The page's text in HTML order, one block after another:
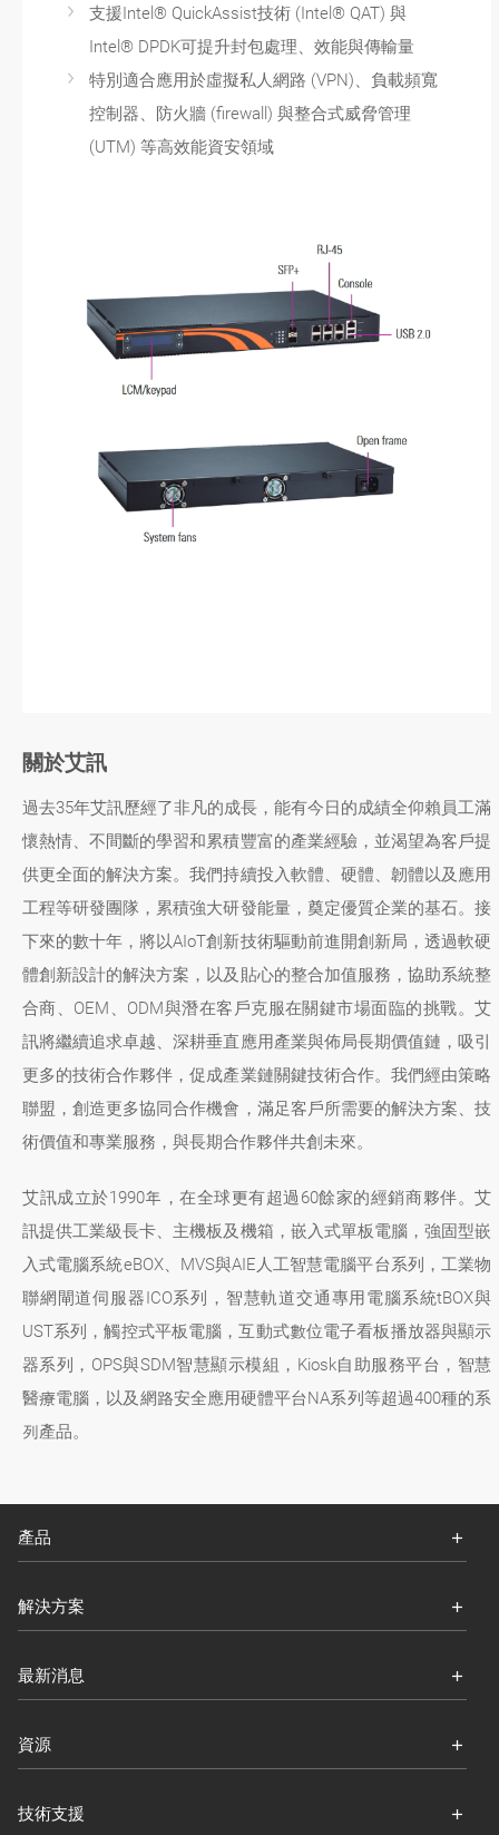
支援Intel® QuickAssist技術 (Intel® QAT) 與
Intel® DPDK可提升封包處理、效能與傳輸量
特別適合應用於虛擬私人網路 (VPN)、負載頻寬
控制器、防火牆 (firewall) 與整合式威脅管理
(UTM) 等高效能資安領域
關於艾訊
過去35年艾訊歷經了非凡的成長，能有今日的成績全仰賴員工滿
懷熱情、不間斷的學習和累積豐富的產業經驗，並渴望為客戶提
供更全面的解決方案。我們持續投入軟體、硬體、韌體以及應用
工程等研發團隊，累積強大研發能量，奠定優質企業的基石。接
下來的數十年，將以AIoT創新技術驅動前進開創新局，透過軟硬
體創新設計的解決方案，以及貼心的整合加值服務，協助系統整
合商、OEM、ODM與潛在客戶克服在關鍵市場面臨的挑戰。艾
訊將繼續追求卓越、深耕垂直應用產業與佈局長期價值鏈，吸引
更多的技術合作夥伴，促成產業鏈關鍵技術合作。我們經由策略
聯盟，創造更多協同合作機會，滿足客戶所需要的解決方案、技
術價值和專業服務，與長期合作夥伴共創未來。
艾訊成立於1990年，在全球更有超過60餘家的經銷商夥伴。艾
訊提供工業級長卡、主機板及機箱，嵌入式單板電腦，強固型嵌
入式電腦系統eBOX、MVS與AIE人工智慧電腦平台系列，工業物
聯網閘道伺服器ICO系列，智慧軌道交通專用電腦系統tBOX與
UST系列，觸控式平板電腦，互動式數位電子看板播放器與顯示
器系列，OPS與SDM智慧顯示模組，Kiosk自助服務平台，智慧
醫療電腦，以及網路安全應用硬體平台NA系列等超過400種的系
列產品。
產品
解決方案
最新消息
資源
技術支援